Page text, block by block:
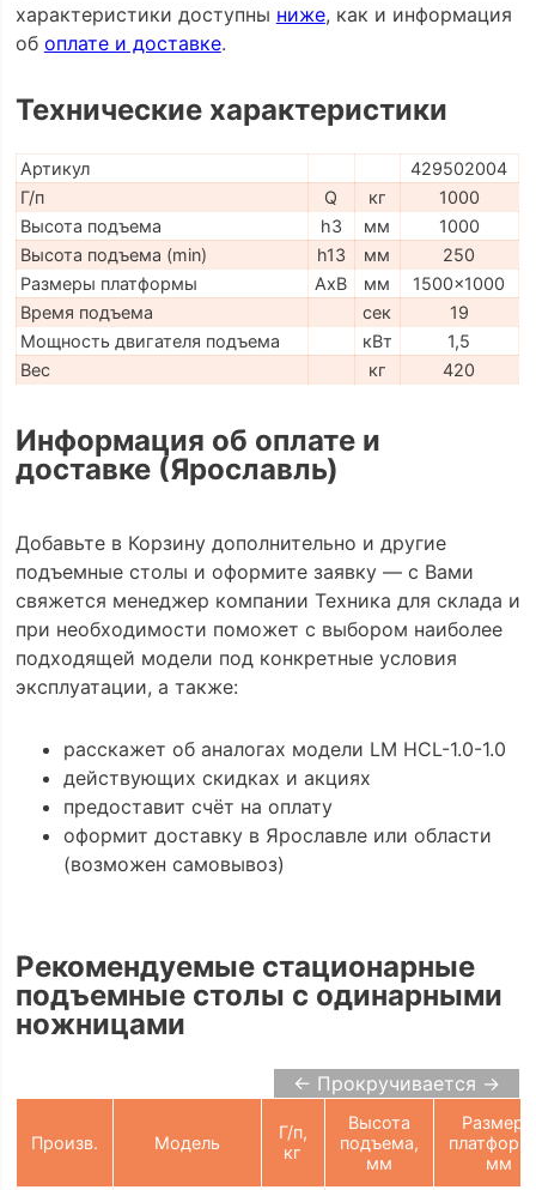
характеристики доступны ниже, как и информация
об оплате и доставке.
Технические характеристики
Артикул
429502004
Г/п
Q кг
1000
Высота подъема
h3 мм
1000
Высота подъема (min)
h13 мм
250
Размеры платформы
AxB мм
1500x1000
Время подъема
сек
19
Мощность двигателя подъема
кВт
1,5
Вес
кг 420
Информация об оплате и
доставке (Ярославль)
Добавьте в Корзину дополнительно и другие
подъемные столы и оформите заявку — с Вами
свяжется менеджер компании Техника для склада и
при необходимости поможет с выбором наиболее
подходящей модели под конкретные условия
эксплуатации, а также:
расскажет об аналогах модели LM HCL-1.0-1.0
действующих скидках и акциях
предоставит счёт на оплату
оформит доставку в Ярославле или области
(возможен самовывоз)
Рекомендуемые стационарные
подъемные столы с одинарными
ножницами
← Прокручивается →
Произв. Модель
Г/п,
кг
Высота
подъема,
мм
Размеры
мм